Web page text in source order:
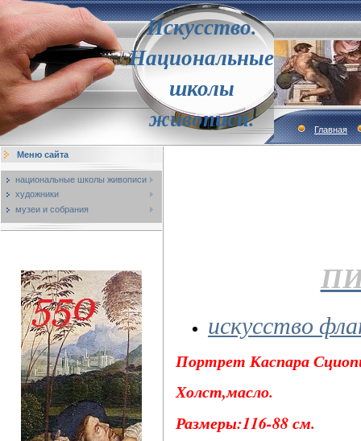
Искусство.
Национальные
школы
живописи.
Главная
Меню сайта
национальные школы живописи
художники
музеи и собрания
искусство
Портрет Каспара
Холст,масло.
Размеры:116-88 см.